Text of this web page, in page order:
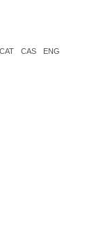
CAT CAS ENG